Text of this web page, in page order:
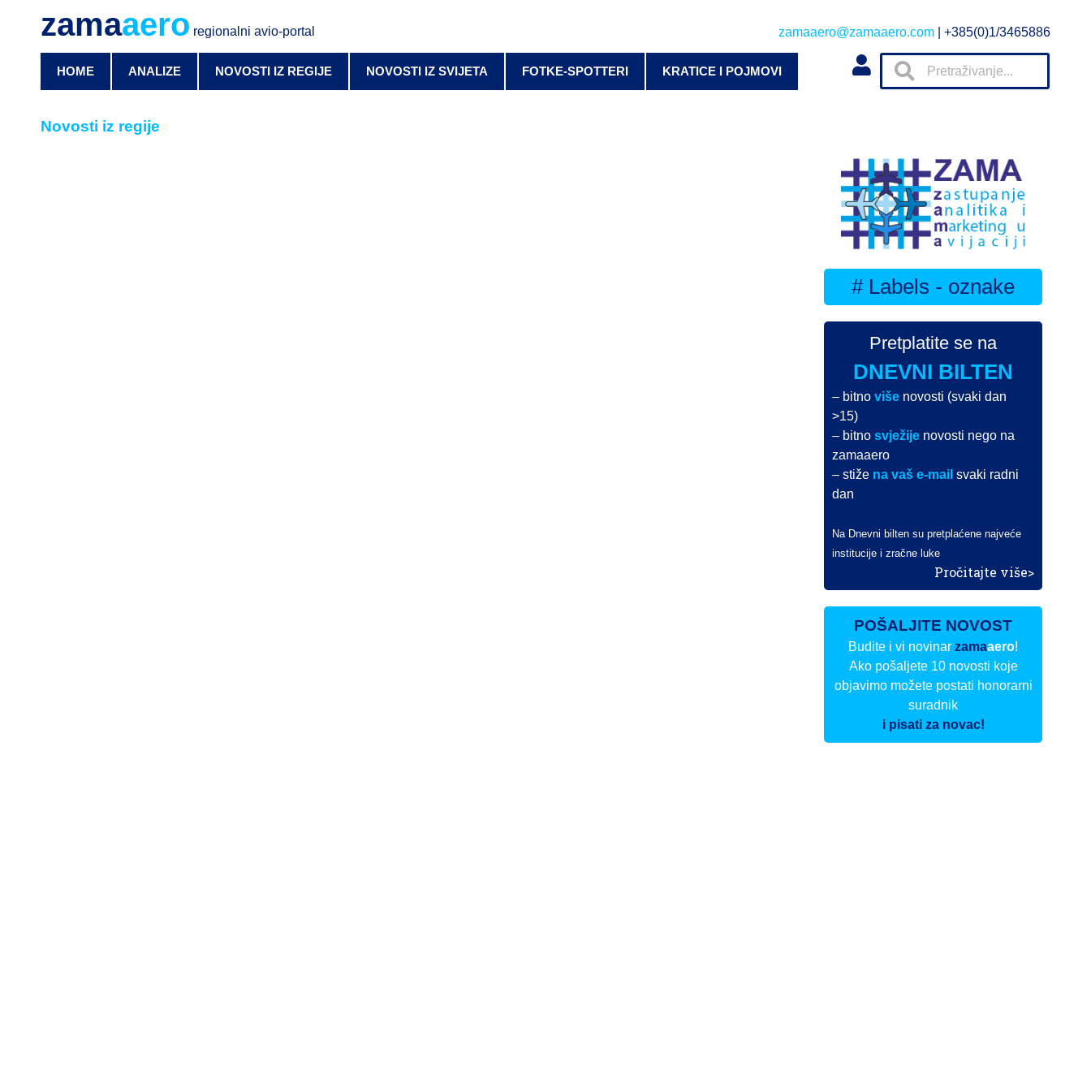
zamaaero regionalni avio-portal zamaaero@zamaaero.com | +385(0)1/3465886
HOME ANALIZE NOVOSTI IZ REGIJE NOVOSTI IZ SVIJETA FOTKE-SPOTTERI KRATICE I POJMOVI
Novosti iz regije
# Labels - oznake
Pretplatite se na
DNEVNI BILTEN
– bitnoviše novosti (svaki dan
>15)
– bitnosvježije novosti nego na
zamaaero
– stiže na vaš e-mail svaki radni
dan
Na Dnevni bilten su pretplaćene najveće
institucije i zračne luke
Pročitajte više>
POŠALJITE NOVOST
Budite i vi novinarzamaaero!
Ako pošaljete 10 novosti koje
objavimo možete postati honorarni
suradnik
i pisati za novac!